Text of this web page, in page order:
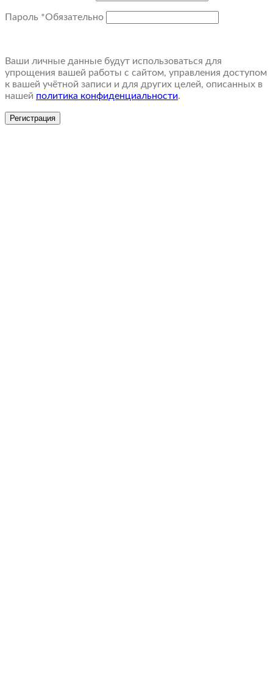
Пароль *Обязательно
Ваши личные данные будут использоваться для
упрощения вашей работы с сайтом, управления доступом
к вашей учётной записи и для других целей, описанных в
нашей политика конфиденциальности.
Регистрация